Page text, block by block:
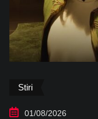
Stiri
01/08/2026